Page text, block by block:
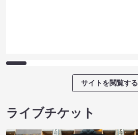
サイトを閲覧する
ライブチケット